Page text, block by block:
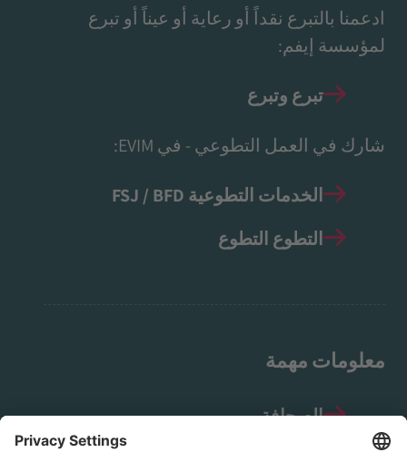
ادعمنا بالتبرع نقداً أو رعاية أو عيناً أو تبرع
لمؤسسة إيفم:
تبرع وتبرع
شارك في العمل التطوعي - في EVIM:
الخدمات التطوعية FSJ / BFD
التطوع التطوع
معلومات مهمة
الصحافة